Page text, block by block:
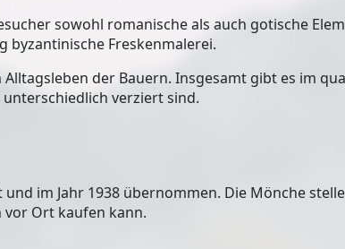
sowohl romanische als auch gotische
byzantinische Freskenmalerei.
der Bauern. Insgesamt gibt es im
verziert sind.
im Jahr 1938 übernommen. Die Mönche
vor Ort kaufen kann.